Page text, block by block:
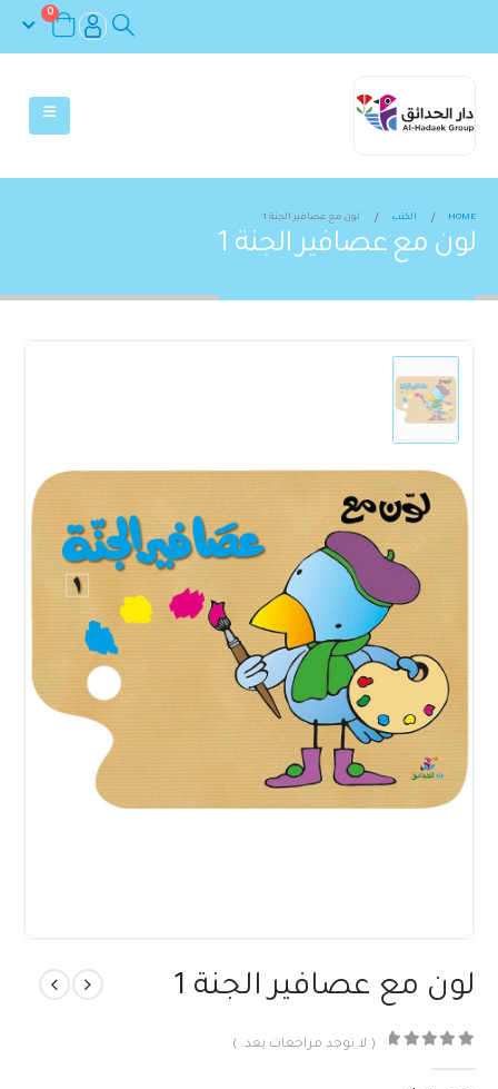
0
HOME الكتب لون مع عصافير الجنة 1
لون مع عصافير الجنة 1
لون مع عصافير الجنة 1
( لا توجد مراجعات بعد. )